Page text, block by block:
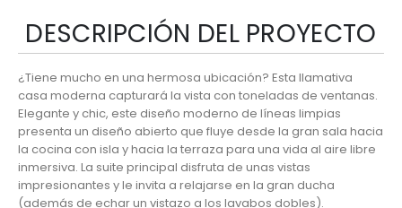
DESCRIPCIÓN DEL PROYECTO
¿Tiene mucho en una hermosa ubicación? Esta llamativa
casa moderna capturará la vista con toneladas de ventanas.
Elegante y chic, este diseño moderno de líneas limpias
presenta un diseño abierto que fluye desde la gran sala hacia
la cocina con isla y hacia la terraza para una vida al aire libre
inmersiva. La suite principal disfruta de unas vistas
impresionantes y le invita a relajarse en la gran ducha
(además de echar un vistazo a los lavabos dobles).